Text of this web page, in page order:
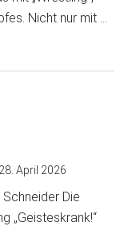
Nicht nur mit …
28. April 2026
Die
„Geisteskrank!“